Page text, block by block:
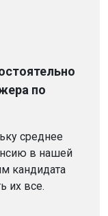
по
среднее
в нашей
кандидата
их все.